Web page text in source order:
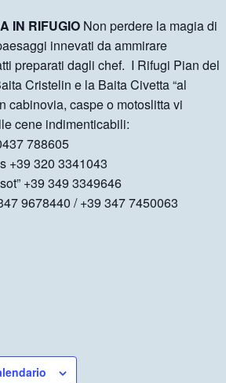
IN RIFUGIO Non perdere la magia di
innevati da ammirare
preparati dagli chef. I Rifugi Pian del
Cristelin e la Baita Civetta “al
cabinovia, caspe o motoslitta vi
cene indimenticabili:
788605
+39 320 3341043
+39 349 3349646
9678440 / +39 347 7450063